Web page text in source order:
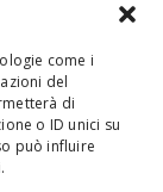
come i
del
di
o ID unici su
può influire
da